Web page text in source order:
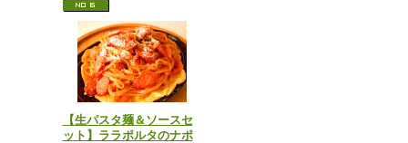
【生パスタ麺＆ソースセ
ット】ララポルタのナポ